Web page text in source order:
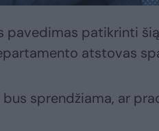
pavedimas patikrinti
atstovas
sprendžiama, ar